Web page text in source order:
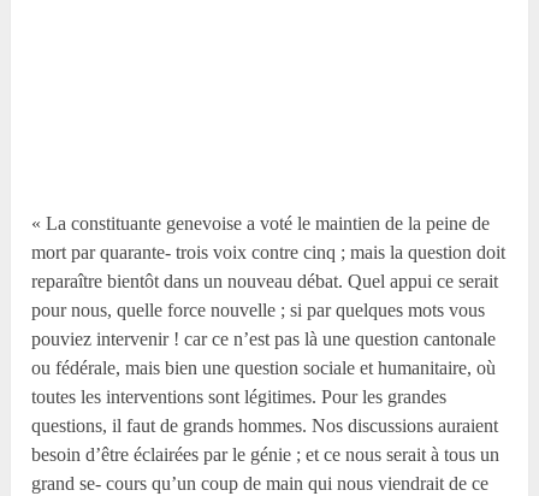
« La constituante genevoise a voté le maintien de la peine de
mort par quarante- trois voix contre cinq ; mais la question doit
reparaître bientôt dans un nouveau débat. Quel appui ce serait
pour nous, quelle force nouvelle ; si par quelques mots vous
pouviez intervenir ! car ce n’est pas là une question cantonale
ou fédérale, mais bien une question sociale et humanitaire, où
toutes les interventions sont légitimes. Pour les grandes
questions, il faut de grands hommes. Nos discussions auraient
besoin d’être éclairées par le génie ; et ce nous serait à tous un
grand se- cours qu’un coup de main qui nous viendrait de ce